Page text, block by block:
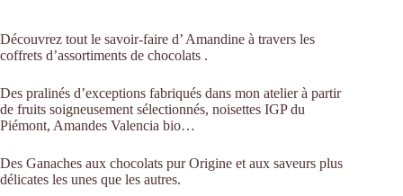
Découvrez tout le savoir-faire d’ Amandine à travers les
coffrets d’assortiments de chocolats .
Des pralinés d’exceptions fabriqués dans mon atelier à partir
de fruits soigneusement sélectionnés, noisettes IGP du
Piémont, Amandes Valencia bio…
Des Ganaches aux chocolats pur Origine et aux saveurs plus
délicates les unes que les autres.